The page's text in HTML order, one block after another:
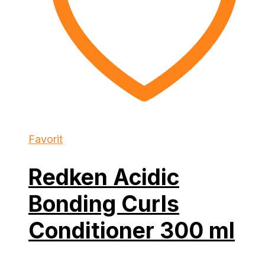
Favorit
Redken Acidic
Bonding Curls
Conditioner 300 ml